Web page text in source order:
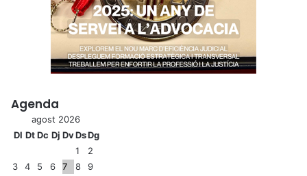
Agenda
agost 2026
Dl DtDc Dj DvDsDg
1
2
3
4 5 6 7 8
9